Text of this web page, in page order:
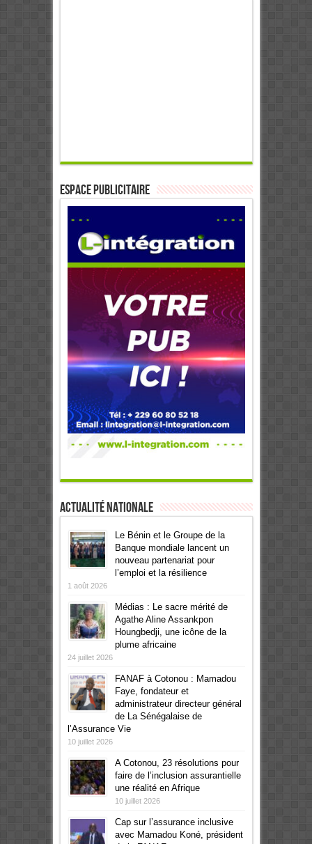
ESPACE PUBLICITAIRE
Actualité Nationale
Le Bénin et le Groupe de la
Banque mondiale lancent un
nouveau partenariat pour
l’emploi et la résilience
1 août 2026
Médias : Le sacre mérité de
Agathe Aline Assankpon
Houngbedji, une icône de la
plume africaine
24 juillet 2026
FANAF à Cotonou : Mamadou
Faye, fondateur et
administrateur directeur général
de La Sénégalaise de
l’Assurance Vie
10 juillet 2026
A Cotonou, 23 résolutions pour
faire de l’inclusion assurantielle
une réalité en Afrique
10 juillet 2026
Cap sur l’assurance inclusive
avec Mamadou Koné, président